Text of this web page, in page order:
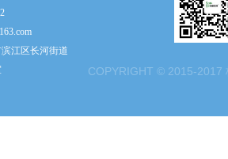
COPYRIGHT © 2015-2017
江区长河街道